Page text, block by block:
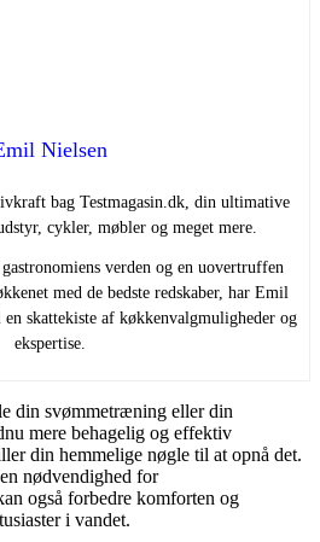
Nielsen
bag Testmagasin.dk, din ultimative
cykler, møbler og meget mere.
verden og en uovertruffen
med de bedste redskaber, har Emil
skattekiste af køkkenvalgmuligheder og
ekspertise.
din svømmetræning eller din
mere behagelig og effektiv
din hemmelige nøgle til at opnå det.
nødvendighed for
også forbedre komforten og
i vandet.